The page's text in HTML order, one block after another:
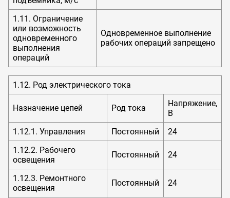
1.11. Ограничение
или возможность
одновременного
выполнения
операций
Одновременное выполнение
рабочих операций запрещено
1.12. Род электрического тока
Назначение цепей Род тока
Напряжение,
В
1.12.1. Управления
Постоянный
24
1.12.2. Рабочего
освещения
Постоянный 24
1.12.3. Ремонтного
освещения
Постоянный 24